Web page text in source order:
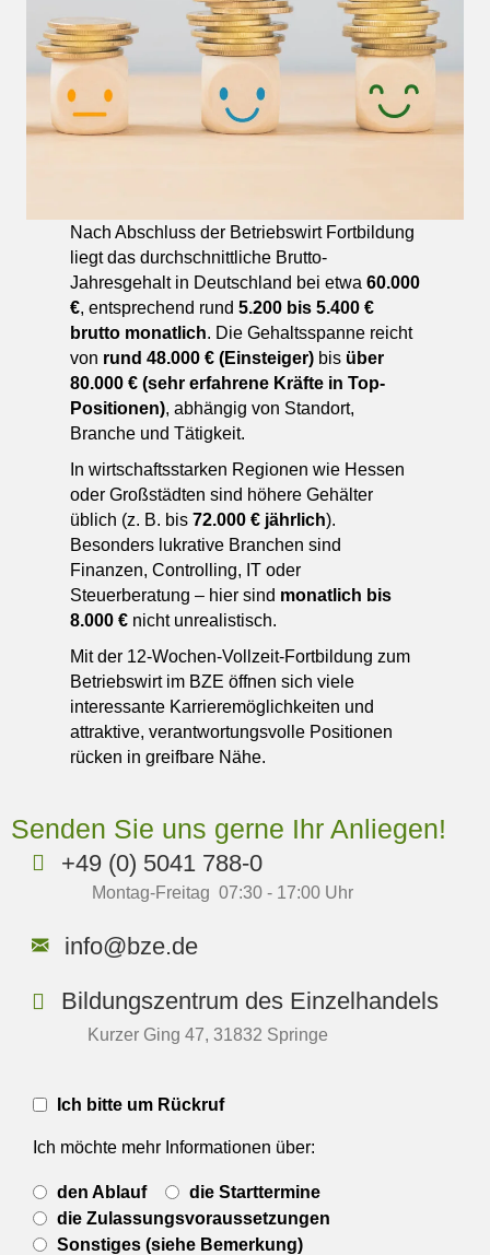
Nach Abschluss der Betriebswirt Fortbildung
liegt das durchschnittliche Brutto-
Jahresgehalt in Deutschland bei etwa 60.000
€, entsprechend rund 5.200 bis 5.400 €
brutto monatlich. Die Gehaltsspanne reicht
von rund 48.000 € (Einsteiger) bis über
80.000 € (sehr erfahrene Kräfte in Top-
Positionen), abhängig von Standort,
Branche und Tätigkeit.
In wirtschaftsstarken Regionen wie Hessen
oder Großstädten sind höhere Gehälter
üblich (z. B. bis 72.000 € jährlich).
Besonders lukrative Branchen sind
Finanzen, Controlling, IT oder
Steuerberatung – hier sind monatlich bis
8.000 € nicht unrealistisch.
Mit der 12-Wochen-Vollzeit-Fortbildung zum
Betriebswirt im BZE öffnen sich viele
interessante Karrieremöglichkeiten und
attraktive, verantwortungsvolle Positionen
rücken in greifbare Nähe.
Senden Sie uns gerne Ihr Anliegen!
+49 (0) 5041 788-0
Montag-Freitag 07:30 - 17:00 Uhr
info@bze.de
Bildungszentrum des Einzelhandels
Kurzer Ging 47, 31832 Springe
Rückrufbitte
(Ja/Nein)
Ich bitte um Rückruf
Ich möchte mehr Informationen über:
Gewünschte
Information
über..
den Ablauf
die Starttermine
die Zulassungsvoraussetzungen
Sonstiges (siehe Bemerkung)